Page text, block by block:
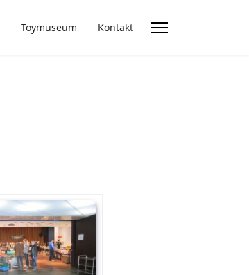
Toymuseum Kontakt